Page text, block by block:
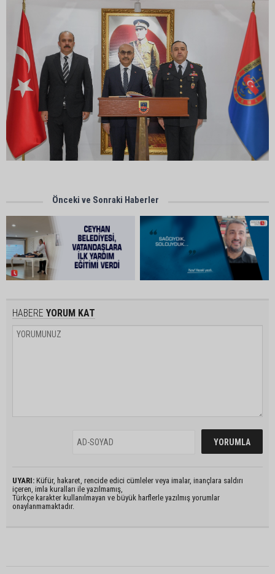
Önceki ve Sonraki Haberler
HABERE YORUM KAT
UYARI: Küfür, hakaret, rencide edici cümleler veya imalar, inançlara saldırı
içeren, imla kuralları ile yazılmamış,
Türkçe karakter kullanılmayan ve büyük harflerle yazılmış yorumlar
onaylanmamaktadır.